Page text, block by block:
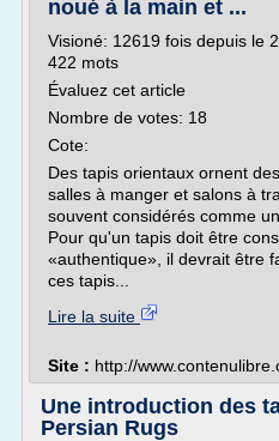
noué à la main et ...
Visioné: 12619 fois depuis le
422 mots
Évaluez cet article
Nombre de votes: 18
Cote:
Des tapis orientaux ornent
salles à manger et salons à
souvent considérés comme
Pour qu'un tapis doit être
«authentique», il devrait être
ces tapis...
Lire la suite
Site : http://
Une introduction des
Persian Rugs